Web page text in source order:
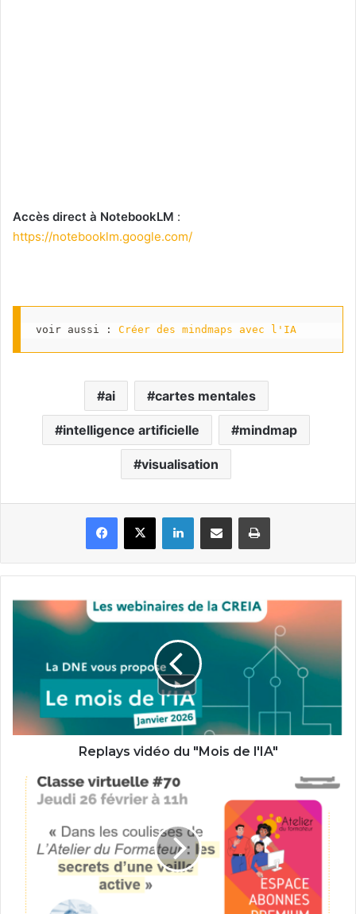
Accès direct à NotebookLM :
https://notebooklm.google.com/
voir aussi : Créer des mindmaps avec l'IA
ai cartes mentales
intelligence artificielle mindmap
visualisation
Facebook
X LinkedinPartager par email Imprimer
Replays
vidéo
Replays vidéo du "Mois de l'IA"
Classe
virtuelle
#70
"Dans
les
coulisses
l'Atelier